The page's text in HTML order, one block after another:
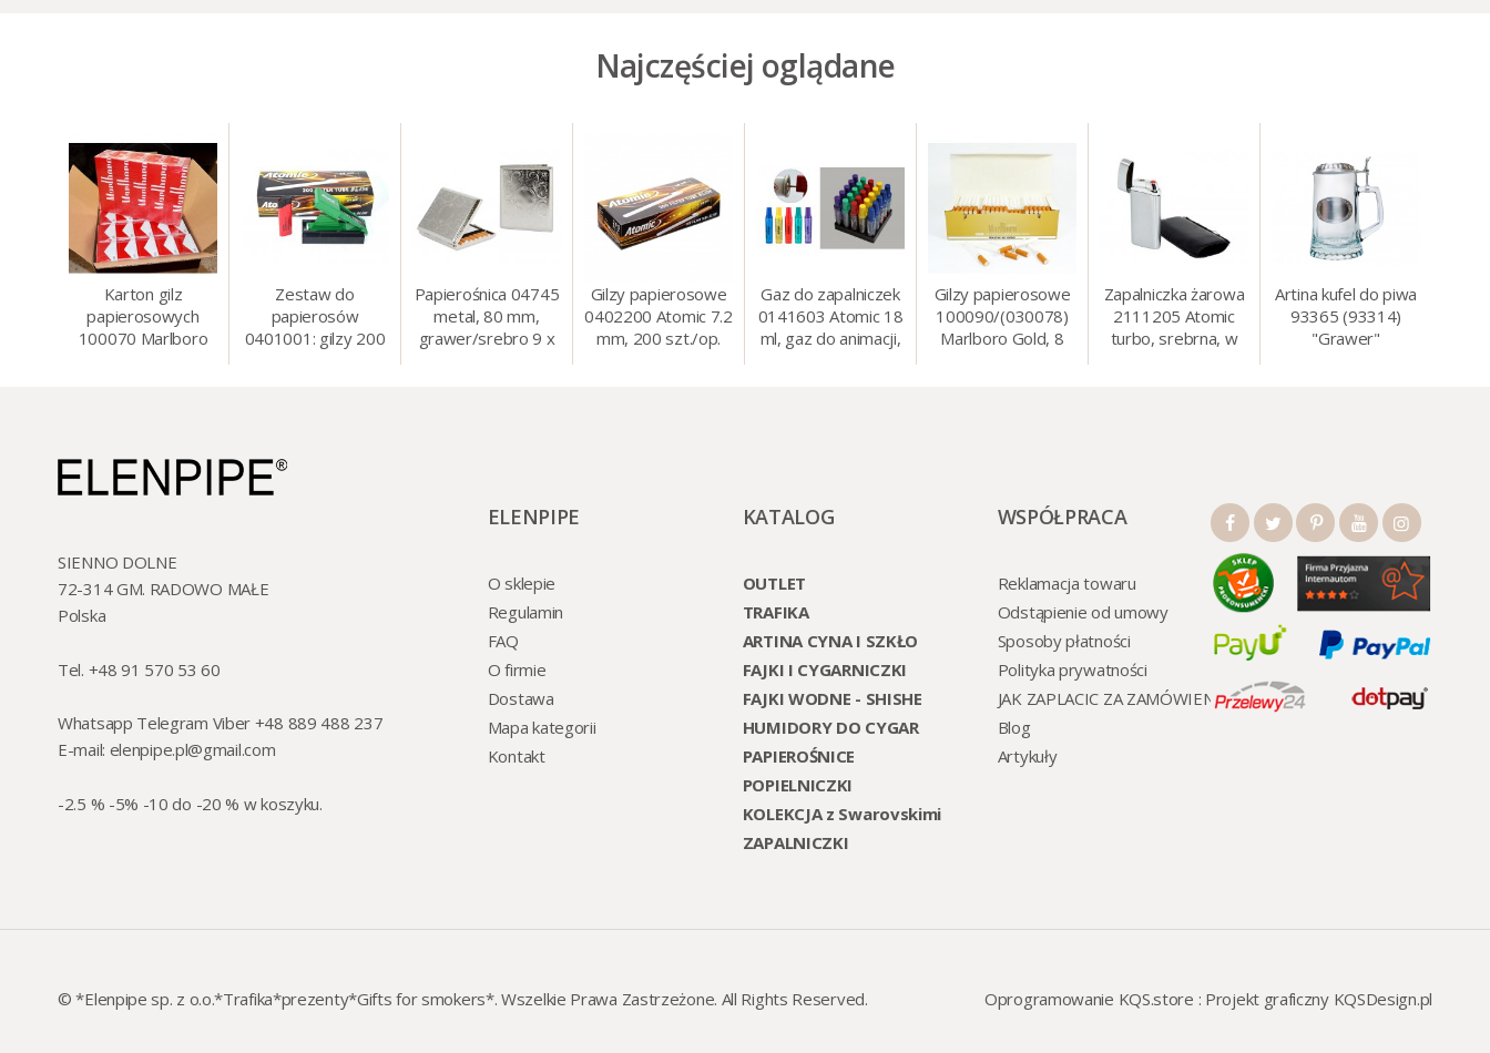
Najczęściej oglądane
Karton gilz
papierosowych
100070 Marlboro
Zestaw do
papierosów
0401001: gilzy 200
Papierośnica 04745
metal, 80 mm,
grawer/srebro 9 x
Gilzy papierosowe
0402200 Atomic 7.2
mm, 200 szt./op.
Gaz do zapalniczek
0141603 Atomic 18
ml, gaz do animacji,
Gilzy papierosowe
100090/(030078)
Marlboro Gold, 8
Zapalniczka żarowa
2111205 Atomic
turbo, srebrna, w
Artina kufel do piwa
93365 (93314)
"Grawer"
SIENNO DOLNE
72-314 GM. RADOWO MAŁE
Polska
Tel. +48 91 570 53 60
Whatsapp Telegram Viber +48 889 488 237
E-mail: elenpipe.pl@gmail.com
-2.5 % -5% -10 do -20 % w koszyku.
ELENPIPE
O sklepie
Regulamin
FAQ
O firmie
Dostawa
Mapa kategorii
Kontakt
KATALOG
OUTLET
TRAFIKA
ARTINA CYNA I SZKŁO
FAJKI I CYGARNICZKI
FAJKI WODNE - SHISHE
HUMIDORY DO CYGAR
PAPIEROŚNICE
POPIELNICZKI
KOLEKCJA z Swarovskimi
ZAPALNICZKI
WSPÓŁPRACA
Reklamacja towaru
Odstąpienie od umowy
Sposoby płatności
Polityka prywatności
JAK ZAPLACIC ZA ZAMÓWIENI
Blog
Artykuły
© *Elenpipe sp. z o.o.*Trafika*prezenty*Gifts for smokers*. Wszelkie Prawa Zastrzeżone. All Rights Reserved. Oprogramowanie KQS.store : Projekt graficzny KQSDesign.pl